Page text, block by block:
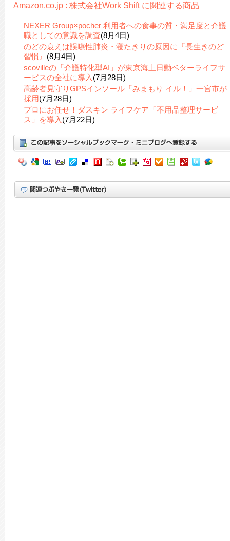
Amazon.co.jp : 株式会社Work Shift に関連する商品
NEXER Group×pocher 利用者への食事の質・満足度と介護
職としての意識を調査(8月4日)
のどの衰えは誤嚥性肺炎・寝たきりの原因に『長生きのど
習慣』 (8月4日)
scovilleの「介護特化型AI」が東京海上日動ベターライフサ
ービスの全社に導入 (7月28日)
高齢者見守りGPSインソール「みまもり イル！」一宮市が
採用(7月28日)
プロにお任せ！ダスキン ライフケア「不用品整理サービ
ス」を導入 (7月22日)